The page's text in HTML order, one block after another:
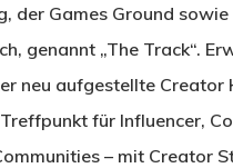
der Games Ground
genannt „The Track“.
neu aufgestellte Creator
für Influencer,
– mit Creator